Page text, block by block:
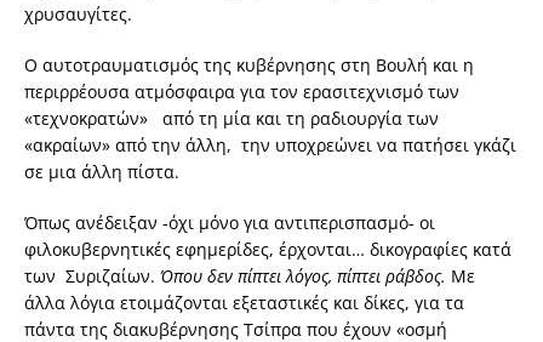
χρυσαυγίτες.
Ο αυτοτραυματισμός της κυβέρνησης στη Βουλή και η
περιρρέουσα ατμόσφαιρα για τον ερασιτεχνισμό των
«τεχνοκρατών» από τη μία και τη ραδιουργία των
«ακραίων» από την άλλη, την υποχρεώνει να πατήσει γκάζι
σε μια άλλη πίστα.
Όπως ανέδειξαν -όχι μόνο για αντιπερισπασμό- οι
φιλοκυβερνητικές εφημερίδες, έρχονται… δικογραφίες κατά
των Συριζαίων. Όπου δεν πίπτει λόγος, πίπτει ράβδος. Με
άλλα λόγια ετοιμάζονται εξεταστικές και δίκες, για τα
πάντα της διακυβέρνησης Τσίπρα που έχουν «οσμή